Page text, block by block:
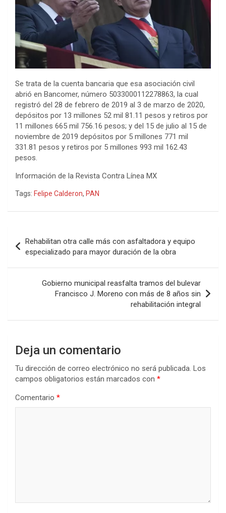
Se trata de la cuenta bancaria que esa asociación civil
abrió en Bancomer, número 5033000112278863, la cual
registró del 28 de febrero de 2019 al 3 de marzo de 2020,
depósitos por 13 millones 52 mil 81.11 pesos y retiros por
11 millones 665 mil 756.16 pesos; y del 15 de julio al 15 de
noviembre de 2019 depósitos por 5 millones 771 mil
331.81 pesos y retiros por 5 millones 993 mil 162.43
pesos.
Información de la Revista Contra Línea MX
Tags: Felipe Calderon, PAN
de
entradas
Rehabilitan otra calle más con asfaltadora y equipo
especializado para mayor duración de la obra
Gobierno municipal reasfalta tramos del bulevar
Francisco J. Moreno con más de 8 años sin
rehabilitación integral
Deja un comentario
Tu dirección de correo electrónico no será publicada. Los
campos obligatorios están marcados con *
Comentario *